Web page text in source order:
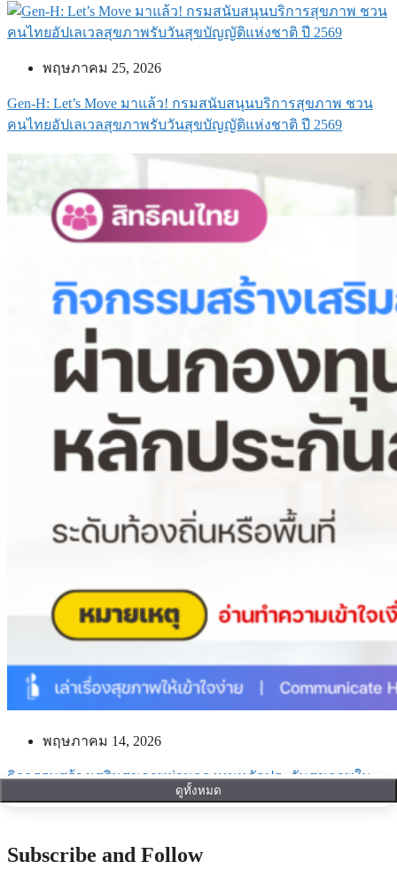
ดูทั้งหมด
พฤษภาคม 25, 2026
Gen-H: Let’s Move มาแล้ว! กรมสนับสนุนบริการสุขภาพ ชวน
คนไทยอัปเลเวลสุขภาพรับวันสุขบัญญัติแห่งชาติ ปี 2569
พฤษภาคม 14, 2026
กิจกรรมสร้างเสริมสุขภาพผ่านกองทุนหลักประกันสุขภาพใน
ระดับท้องถิ่นหรือพื้นที่
Subscribe and Follow